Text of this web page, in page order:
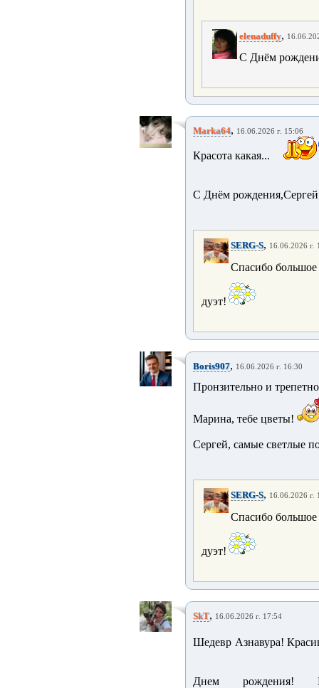
elenaduffy,
С Днём
Marka64, 16.06.2026 г. 15:06
Красота какая...
С Днём
SERG-S, 16.06.2026 г.
Спасибо большое
дуэт!
Boris907, 16.06.2026 г. 16:30
Пронзительно и
Марина, тебе цветы!
Сергей, самые светлые
SERG-S, 16.06.2026 г.
Спасибо большое
дуэт!
SkT, 16.06.2026 г. 17:54
Шедевр Азнавура!
Днем рождения!